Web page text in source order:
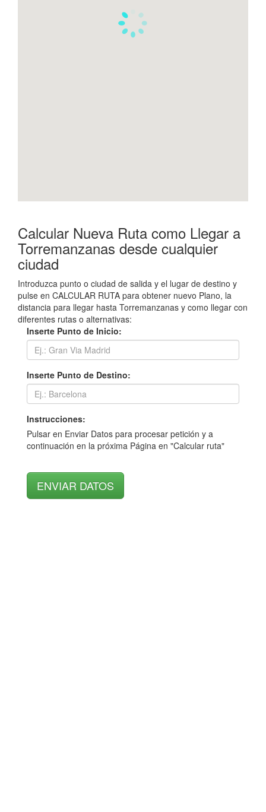
Calcular Nueva Ruta como Llegar a
Torremanzanas desde cualquier
ciudad
Introduzca punto o ciudad de salida y el lugar de destino y
pulse en CALCULAR RUTA para obtener nuevo Plano, la
distancia para llegar hasta Torremanzanas y como llegar con
diferentes rutas o alternativas:
Inserte Punto de Inicio:
Inserte Punto de Destino:
Instrucciones:
Pulsar en Enviar Datos para procesar petición y a
continuación en la próxima Página en "Calcular ruta"